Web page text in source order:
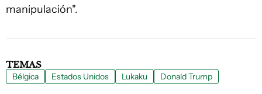
manipulación".
TEMAS
Bélgica Estados Unidos Lukaku Donald Trump